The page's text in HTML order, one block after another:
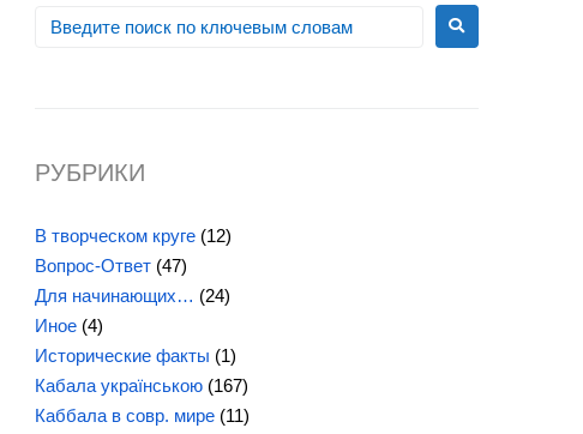
РУБРИКИ
В творческом круге (12)
Вопрос-Ответ (47)
Для начинающих… (24)
Иное (4)
Исторические факты (1)
Кабала українською (167)
Каббала в совр. мире (11)